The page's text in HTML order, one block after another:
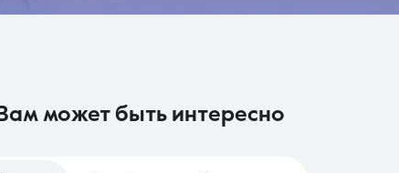
вам может быть интересно